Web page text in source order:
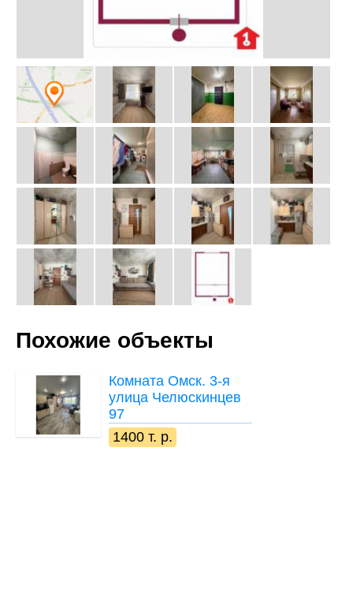
Похожие объекты
Комната Омск. 3-я
улица Челюскинцев
97
1400 т. р.